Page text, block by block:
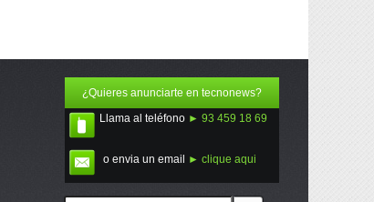
¿Quieres anunciarte en tecnonews?
Llama al teléfono ► 93 459 18 69
o envia un email ► clique aqui